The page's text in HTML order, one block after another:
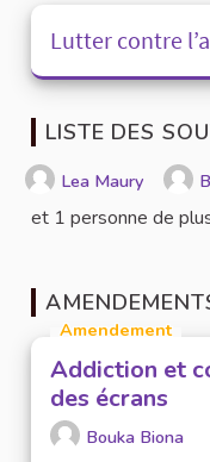
Lutter contre
LISTE DES
Lea Maury
et 1 personne de
Amendement
Addiction et
des écrans
Bouka Biona